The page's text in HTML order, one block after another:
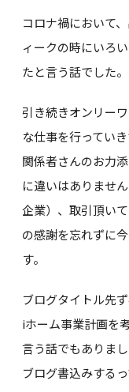
コロナ禍において
ィークの時にいろ
たと言う話でした。
引き続きオンリー
な仕事を行ってい
関係者さんのお力
に違いはありませ
企業）、取引頂い
の感謝を忘れずに
す。
ブログタイトル先
iホーム事業計画を
言う話でもありまし
ブログ書込みする